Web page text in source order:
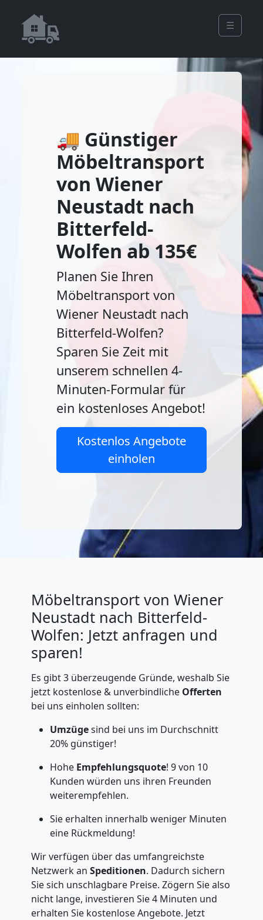
☰
🚚 Günstiger
Möbeltransport
von Wiener
Neustadt nach
Bitterfeld-
Wolfen ab 135€
Planen Sie Ihren
Möbeltransport von
Wiener Neustadt nach
Bitterfeld-Wolfen?
Sparen Sie Zeit mit
unserem schnellen 4-
Minuten-Formular für
ein kostenloses Angebot!
Kostenlos Angebote
einholen
Möbeltransport von Wiener
Neustadt nach Bitterfeld-
Wolfen: Jetzt anfragen und
sparen!
Es gibt 3 überzeugende Gründe, weshalb Sie
jetzt kostenlose & unverbindliche Offerten
bei uns einholen sollten:
Umzügesind bei uns im Durchschnitt
20% günstiger!
Hohe Empfehlungsquote! 9 von 10
Kunden würden uns ihren Freunden
weiterempfehlen.
Sie erhalten innerhalb weniger Minuten
eine Rückmeldung!
Wir verfügen über das umfangreichste
Netzwerk an Speditionen. Dadurch sichern
Sie sich unschlagbare Preise. Zögern Sie also
nicht lange, investieren Sie 4 Minuten und
erhalten Sie kostenlose Angebote. Jetzt